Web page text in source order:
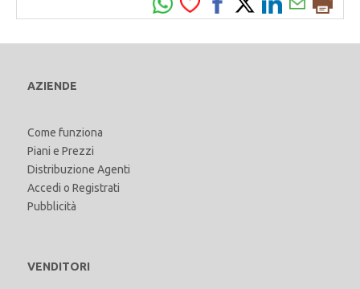
AZIENDE
Come funziona
Piani e Prezzi
Distribuzione Agenti
Accedi o Registrati
Pubblicità
VENDITORI